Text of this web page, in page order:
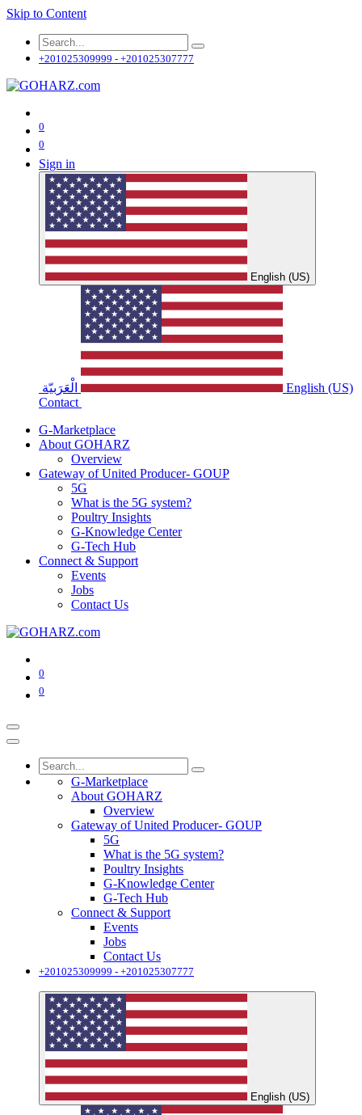
Skip to Content
+201025309999 - +201025307777
0
0
Sign in
English (US)
الْعَرَبيّة
English (US)
Contact
G-Marketplace
About GOHARZ
Overview
Gateway of United Producer- GOUP
5G
What is the 5G system?
Poultry Insights
G-Knowledge Center
G-Tech Hub
Connect & Support
Events
Jobs
Contact Us
0
0
G-Marketplace
About GOHARZ
Overview
Gateway of United Producer- GOUP
5G
What is the 5G system?
Poultry Insights
G-Knowledge Center
G-Tech Hub
Connect & Support
Events
Jobs
Contact Us
+201025309999 - +201025307777
English (US)